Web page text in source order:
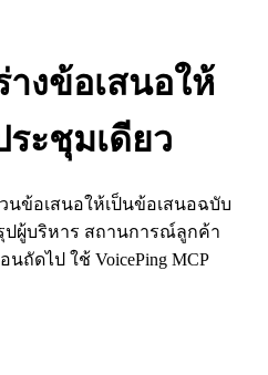
งข้อเสนอให้
ะชุมเดียว
ข้อเสนอให้เป็นข้อเสนอฉบับ
ปผู้บริหาร สถานการณ์ลูกค้า
ดไป ใช้ VoicePing MCP